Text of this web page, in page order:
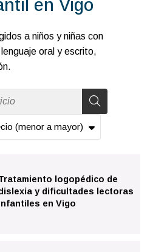
en Vigo
a niños y niñas con
oral y escrito,
en Vigo
logopédico de
y dificultades lectoras
en Vigo